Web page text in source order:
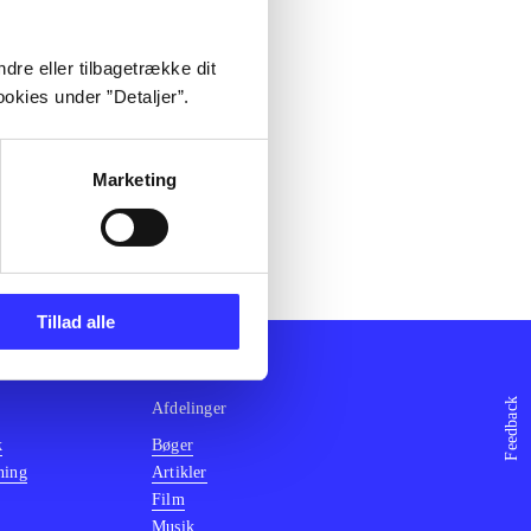
eller tilbagetrække dit
under ”Detaljer”.
Marketing
Tillad alle
Feedback
Afdelinger
Bøger
Artikler
Film
Musik